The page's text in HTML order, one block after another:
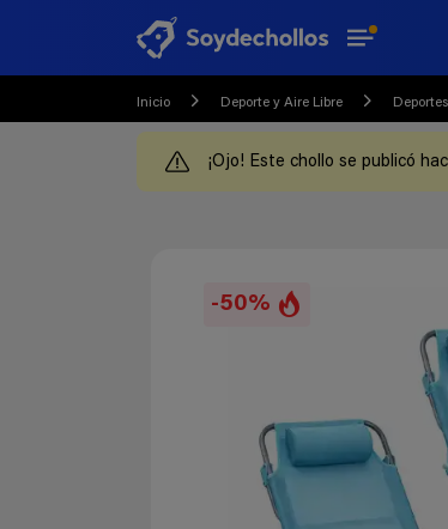
Inicio Deporte y Aire Libre
¡Ojo! Este chollo se publicó
-50%